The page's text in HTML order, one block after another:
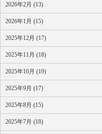
2026年2月 (13)
2026年1月 (15)
2025年12月 (17)
2025年11月 (18)
2025年10月 (19)
2025年9月 (17)
2025年8月 (15)
2025年7月 (18)